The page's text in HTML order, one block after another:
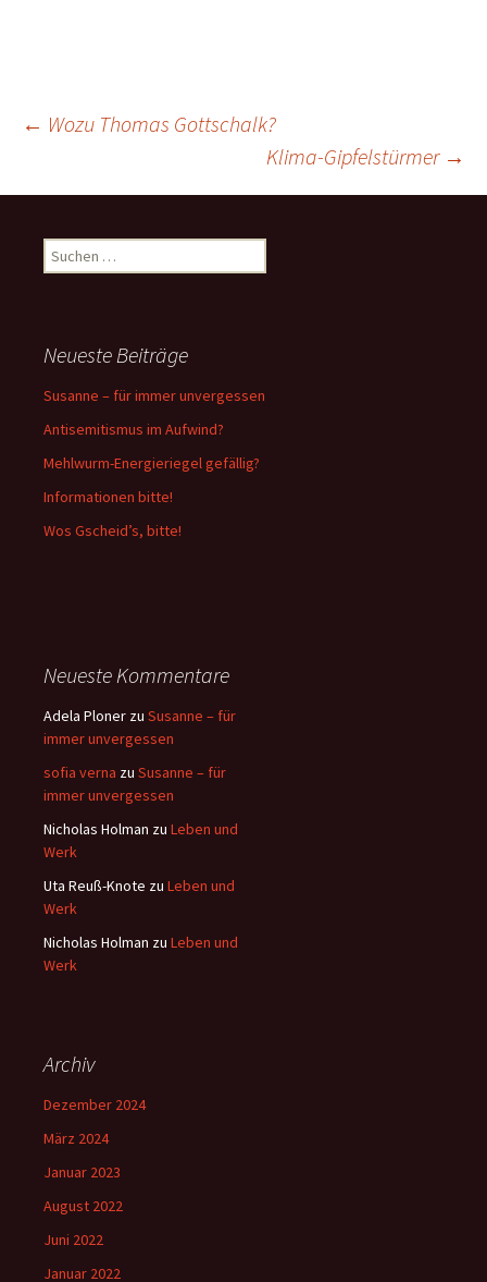
Beitragsnavigation
← Wozu Thomas Gottschalk?
Klima-Gipfelstürmer →
Suchen
nach:
Neueste Beiträge
Susanne – für immer unvergessen
Antisemitismus im Aufwind?
Mehlwurm-Energieriegel gefällig?
Informationen bitte!
Wos Gscheid’s, bitte!
Neueste Kommentare
Adela Ploner zu Susanne – für
immer unvergessen
sofia verna zu Susanne – für
immer unvergessen
Nicholas Holman zu Leben und
Werk
Uta Reuß-Knote zu Leben und
Werk
Nicholas Holman zu Leben und
Werk
Archiv
Dezember 2024
März 2024
Januar 2023
August 2022
Juni 2022
Januar 2022